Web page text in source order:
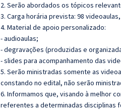
2. Serão abordados os tópicos
3. Carga horária prevista: 98
4. Material de apoio personalizado:
- audioaulas;
- degravações (produzidas e
- slides para acompanhamento das
5. Serão ministradas somente as
constando no edital, não serão
6. Informamos que, visando à melhor
referentes a determinadas disciplinas